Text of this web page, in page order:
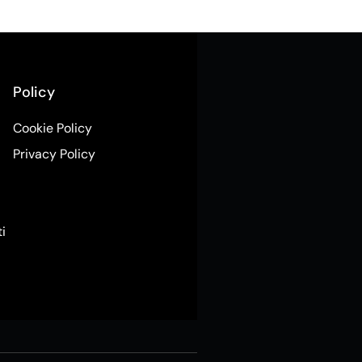
Policy
Cookie Policy
Privacy Policy